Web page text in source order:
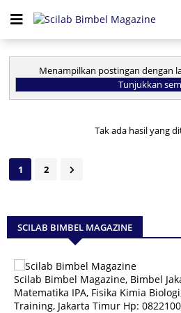
Menampilkan postingan dengan
Tunjukkan
Tak ada hasil yang
1 2
SCILAB BIMBEL MAGAZINE
Scilab Bimbel Magazine, Bimbel
Matematika IPA, Fisika Kimia
Training, Jakarta Timur Hp: